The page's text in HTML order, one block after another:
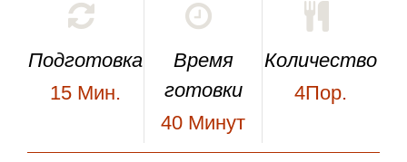
Подготовка
15 Мин.
Время
готовки
40 Минут
Количество
4Пор.